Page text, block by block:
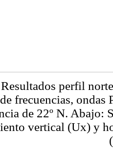
Resultados perfil
frecuencias, ondas
de 22º N. Abajo:
vertical (Ux) y